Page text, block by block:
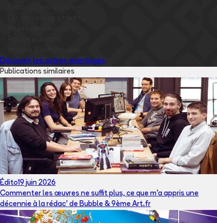
Découvrir les autres avantages
Publications similaires
Édito19 juin 2026
Commenter les œuvres ne suffit plus, ce que m’a appris une
décennie à la rédac’ de Bubble & 9ème Art.fr